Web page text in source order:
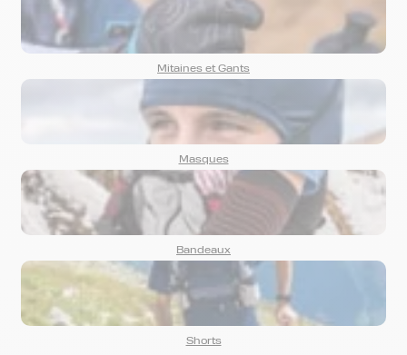
Mitaines et Gants
Masques
Bandeaux
Shorts